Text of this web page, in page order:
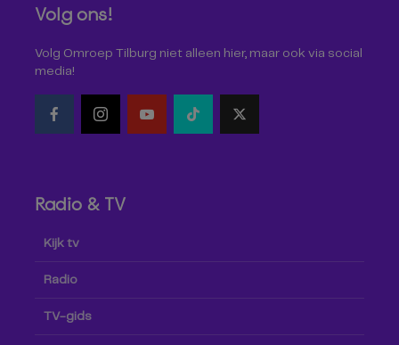
Volg ons!
Volg Omroep Tilburg niet alleen hier, maar ook via social
media!
Radio & TV
Kijk tv
Radio
TV-gids